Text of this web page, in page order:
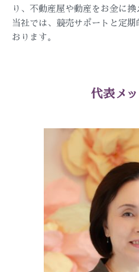
り、不動産屋や動産をお金に換
当社では、競売サポートと定
おります。
代表メ